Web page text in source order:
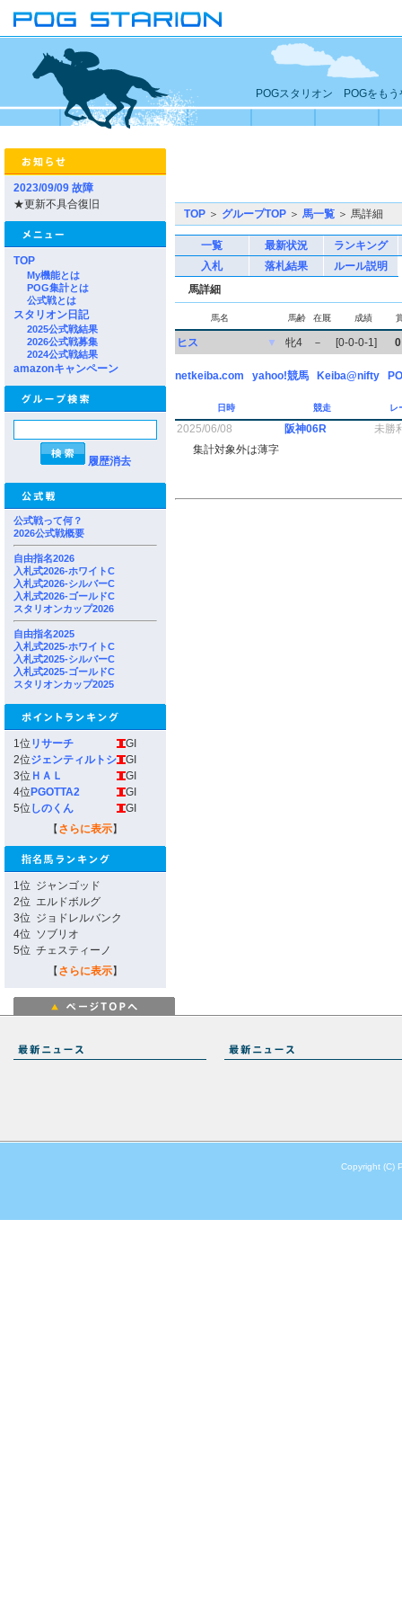
POGスタリオン POGをもう
2023/09/09 故障
★更新不具合復旧
TOP
My機能とは
POG集計とは
公式戦とは
スタリオン日記
2025公式戦結果
2026公式戦募集
2024公式戦結果
amazonキャンペーン
履歴消去
公式戦って何？
2026公式戦概要
自由指名2026
入札式2026-ホワイトC
入札式2026-シルバーC
入札式2026-ゴールドC
スタリオンカップ2026
自由指名2025
入札式2025-ホワイトC
入札式2025-シルバーC
入札式2025-ゴールドC
スタリオンカップ2025
1位 リサーチ
GI
2位ジェンティルトシ
GI
3位 ＨＡＬ
GI
4位 PGOTTA2
GI
5位 しのくん
GI
【 さらに表示】
1位 ジャンゴッド
2位 エルドボルグ
3位 ジョドレルバンク
4位 ソブリオ
5位 チェスティーノ
【 さらに表示】
TOP ＞ グループTOP ＞ 馬一覧 ＞ 馬詳細
一覧 最新状況
ランキング
入札
落札結果
ルール説明
馬詳細
馬名 馬齢 在厩 成績
ヒス ▼ 牝4 － [0-0-0-1] 0
netkeiba.com yahoo!競馬 Keiba@nifty
日時 競走 レ
2025/06/08 阪神06R
未勝
集計対象外は薄字
Copyright (C)